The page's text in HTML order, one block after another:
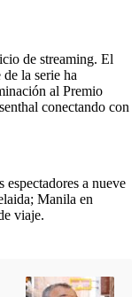
de streaming. El
la serie ha
al Premio
conectando con
a nueve
Manila en
viaje.